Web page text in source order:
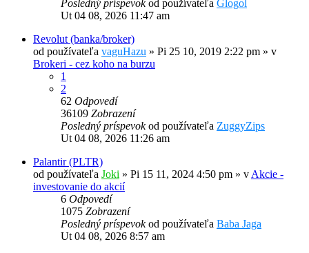
Posledný príspevokod používateľa Glogol
Ut 04 08, 2026 11:47 am
Revolut (banka/broker)
od používateľa vaguHazu » Pi 25 10, 2019 2:22 pm » v
Brokeri - cez koho na burzu
1
2
62 Odpovedí
36109 Zobrazení
Posledný príspevokod používateľa ZuggyZips
Ut 04 08, 2026 11:26 am
Palantir (PLTR)
od používateľa Joki » Pi 15 11, 2024 4:50 pm » vAkcie -
investovanie do akcií
6 Odpovedí
1075 Zobrazení
Posledný príspevokod používateľa Baba Jaga
Ut 04 08, 2026 8:57 am